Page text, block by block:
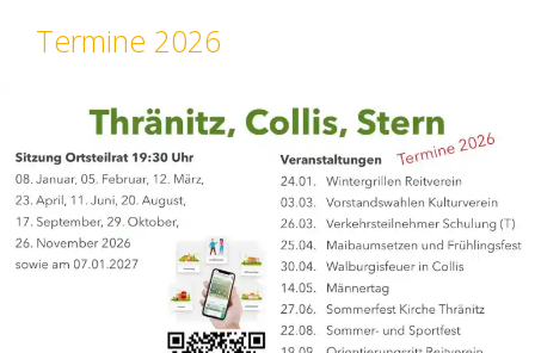
Termine 2026